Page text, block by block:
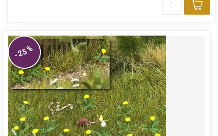
-25%